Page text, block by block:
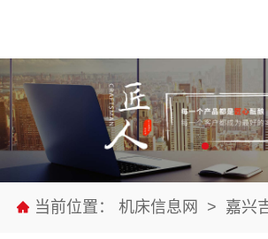
当前位置： 机床信息网 > 嘉兴吉